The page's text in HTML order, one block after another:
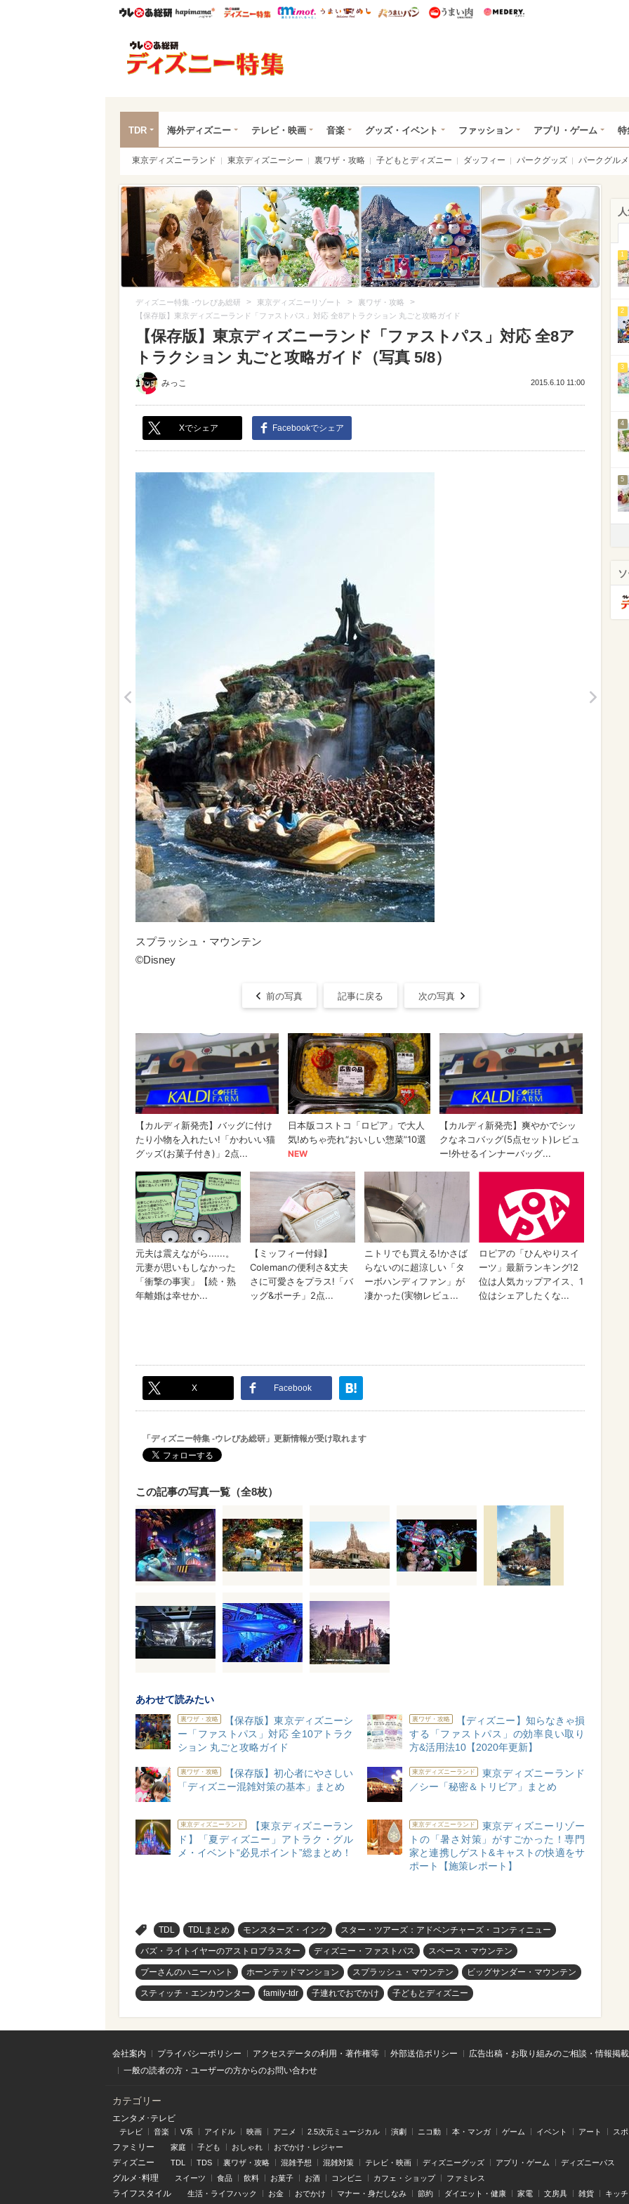
ウレぴあ総研ハピママ* ウレぴあ総研 ディズニー特集
mimot. うまいめし うまいパン うまい肉
TDR 海外ディズニー テレビ・映画 音楽 グッズ・イベント ファッション アプリ・ゲーム 特
東京ディズニーランド 東京ディズニーシー 裏ワザ・攻略 子どもとディズニー ダッフィー パークグッズ パークグルメ
ディズニー特集 -ウレぴあ総研 > 東京ディズニーリゾート > 裏ワザ・攻略 >
【保存版】東京ディズニーランド「ファストパス」対応 全8アトラクション 丸ごと攻略ガイド
【保存版】東京ディズニーランド「ファストパス」対応 全8ア
トラクション 丸ごと攻略ガイド（写真 5/8）
みっこ 2015.6.10 11:00
Xでシェア Facebookでシェア
スプラッシュ・マウンテン
©︎Disney
前の写真 記事に戻る 次の写真
X Facebook
「ディズニー特集 -ウレぴあ総研」更新情報が受け取れます
この記事の写真一覧（全8枚）
あわせて読みたい
裏ワザ・攻略
【保存版】東京ディズニーシ
ー「ファストパス」対応 全10アトラク
ション 丸ごと攻略ガイド
裏ワザ・攻略
【ディズニー】知らなきゃ損
する「ファストパス」の効率良い取り
方&活用法10【2020年更新】
裏ワザ・攻略
【保存版】初心者にやさしい
「ディズニー混雑対策の基本」まとめ
東京ディズニーランド
東京ディズニーランド
／シー「秘密＆トリビア」まとめ
東京ディズニーランド
【東京ディズニーラン
ド】「夏ディズニー」アトラク・グル
メ・イベント“必見ポイント”総まとめ！
東京ディズニーランド
東京ディズニーリゾー
トの「暑さ対策」がすごかった！専門
家と連携しゲスト&キャストの快適をサ
ポート【施策レポート】
TDL TDLまとめ モンスターズ・インク スター・ツアーズ：アドベンチャーズ・コンティニュー
バズ・ライトイヤーのアストロブラスター ディズニー・ファストパス スペース・マウンテン
プーさんのハニーハント ホーンテッドマンション スプラッシュ・マウンテン ビッグサンダー・マウンテン
スティッチ・エンカウンター family-tdr 子連れでおでかけ 子どもとディズニー
1
2
3
4
5
会社案内 プライバシーポリシー アクセスデータの利用・著作権等 外部送信ポリシー
広告出稿・お取り組みのご相談・情報掲
一般の読者の方・ユーザーの方からのお問い合わせ
カテゴリー
エンタメ･テレビ
テレビ 音楽 V系 アイドル 映画 アニメ 2.5次元ミュージカル 演劇 ニコ動 本・マンガ ゲーム イベント アート ス
ファミリー 家庭 子ども おしゃれ おでかけ・レジャー
ディズニー TDL TDS 裏ワザ・攻略 混雑予想 混雑対策 テレビ・映画 ディズニーグッズ アプリ・ゲーム ディズニーパス
グルメ･料理 スイーツ 食品 飲料 お菓子 お酒 コンビニ カフェ・ショップ ファミレス
ライフスタイル 生活・ライフハック お金 おでかけ マナー・身だしなみ 節約 ダイエット・健康 家電 文房具 雑貨 キッ